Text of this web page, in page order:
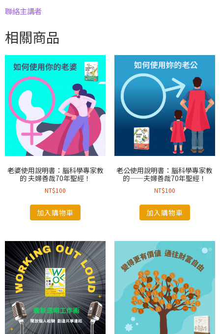
聯絡主講者
相關商品
老婆使用說明書：腦科學專家教
的 夫婦善哉70年聖經！
NT$100
加入購物車
老公使用說明書：腦科學專家教
的——夫婦善哉70年聖經！
NT$100
加入購物車